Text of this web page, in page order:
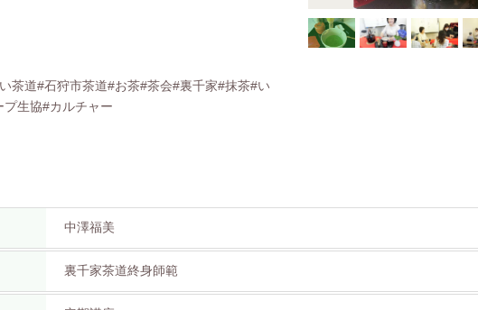
茶道#石狩市茶道#お茶#茶会#裏千家#抹茶#い
プ生協#カルチャー
中澤福美
裏千家茶道終身師範